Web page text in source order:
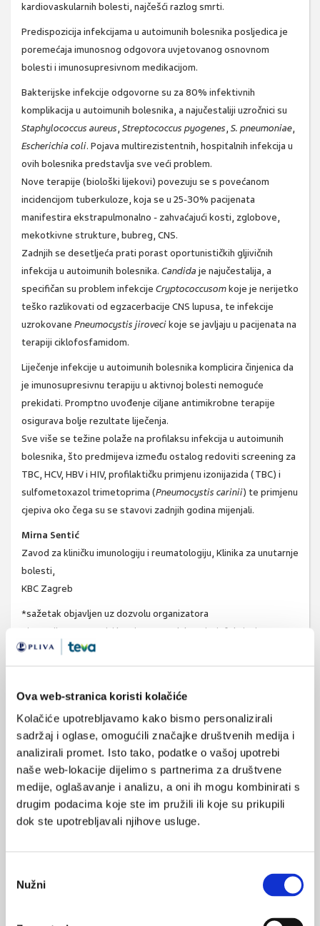
Ova web-stranica koristi kolačiće
Kolačiće upotrebljavamo kako bismo personalizirali
sadržaj i oglase, omogućili značajke društvenih medija i
analizirali promet. Isto tako, podatke o vašoj upotrebi
naše web-lokacije dijelimo s partnerima za društvene
medije, oglašavanje i analizu, a oni ih mogu kombinirati s
drugim podacima koje ste im pružili ili koje su prikupili
dok ste upotrebljavali njihove usluge.
pristanka
Nužni
kardiovaskularnih bolesti, najčešći razlog smrti.
Predispozicija infekcijama u autoimunih bolesnika posljedica je
poremećaja imunosnog odgovora uvjetovanog osnovnom
bolesti i imunosupresivnom medikacijom.
Bakterijske infekcije odgovorne su za 80% infektivnih
komplikacija u autoimunih bolesnika, a najučestaliji uzročnici su
Staphylococcus aureus, Streptococcus pyogenes, S. pneumoniae,
Escherichia coli. Pojava multirezistentnih, hospitalnih infekcija u
ovih bolesnika predstavlja sve veći problem.
Nove terapije (biološki lijekovi) povezuju se s povećanom
incidencijom tuberkuloze, koja se u 25-30% pacijenata
manifestira ekstrapulmonalno - zahvaćajući kosti, zglobove,
mekotkivne strukture, bubreg, CNS.
Zadnjih se desetljeća prati porast oportunističkih gljivičnih
infekcija u autoimunih bolesnika. Candida je najučestalija, a
specifičan su problem infekcije Cryptococcusomkoje je nerijetko
teško razlikovati od egzacerbacije CNS lupusa, te infekcije
uzrokovane Pneumocystis jirovecikoje se javljaju u pacijenata na
terapiji ciklofosfamidom.
Liječenje infekcije u autoimunih bolesnika komplicira činjenica da
je imunosupresivnu terapiju u aktivnoj bolesti nemoguće
prekidati. Promptno uvođenje ciljane antimikrobne terapije
osigurava bolje rezultate liječenja.
Sve više se težine polaže na profilaksu infekcija u autoimunih
bolesnika, što predmijeva između ostalog redoviti screening za
TBC, HCV, HBV i HIV, profilaktičku primjenu izonijazida (TBC) i
sulfometoxazol trimetoprima (Pneumocystis carinii) te primjenu
cjepiva oko čega su se stavovi zadnjih godina mijenjali.
Mirna Sentić
Zavod za kliničku imunologiju i reumatologiju, Klinika za unutarnje
bolesti,
KBC Zagreb
*sažetak objavljen uz dozvolu organizatora
Simpozija:Terapeutici kao imunomodulatori u infektivnim
bolestima, travanj 2011. godine
autoimune bolesti infekcije
antibiotici
MI SE
POVRATAK
NA VRH
VEZANI SADRŽAJ >